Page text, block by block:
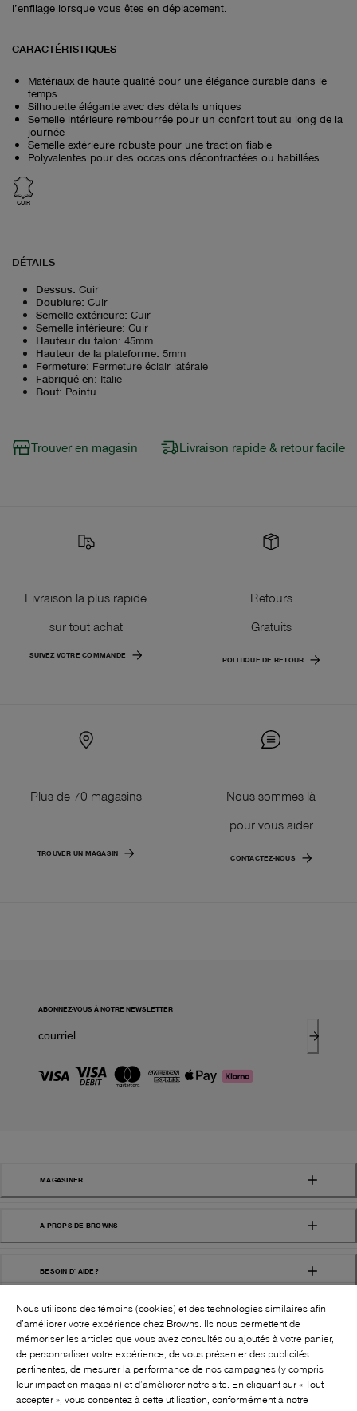
l’enfilage lorsque vous êtes en déplacement.
CARACTÉRISTIQUES
Matériaux de haute qualité pour une élégance durable dans le
temps
Silhouette élégante avec des détails uniques
Semelle intérieure rembourrée pour un confort tout au long de la
journée
Semelle extérieure robuste pour une traction fiable
Polyvalentes pour des occasions décontractées ou habillées
CUIR
DÉTAILS
Dessus: Cuir
Doublure: Cuir
Semelle extérieure: Cuir
Semelle intérieure: Cuir
Hauteur du talon: 45mm
Hauteur de la plateforme: 5mm
Fermeture: Fermeture éclair latérale
Fabriqué en: Italie
Bout: Pointu
Trouver en magasin Livraison rapide & retour facile
Livraison la plus rapide
sur tout achat
SUIVEZ VOTRE COMMANDE
Retours
Gratuits
POLITIQUE DE RETOUR
Plus de 70 magasins
TROUVER UN MAGASIN
Nous sommes là
pour vous aider
CONTACTEZ-NOUS
ABONNEZ-VOUS À NOTRE NEWSLETTER
MAGASINER
À PROPS DE BROWNS
BESOIN D' AIDE?
SUIVEZ-NOUS!:
Nous utilisons des témoins (cookies) et des technologies similaires afin
d’améliorer votre expérience chez Browns. Ils nous permettent de
mémoriser les articles que vous avez consultés ou ajoutés à votre panier,
de personnaliser votre expérience, de vous présenter des publicités
pertinentes, de mesurer la performance de nos campagnes (y compris
leur impact en magasin) et d’améliorer notre site. En cliquant sur « Tout
accepter », vous consentez à cette utilisation, conformément à notre